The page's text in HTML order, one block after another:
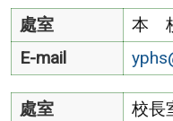
處室
本
E-mail
處室
校長